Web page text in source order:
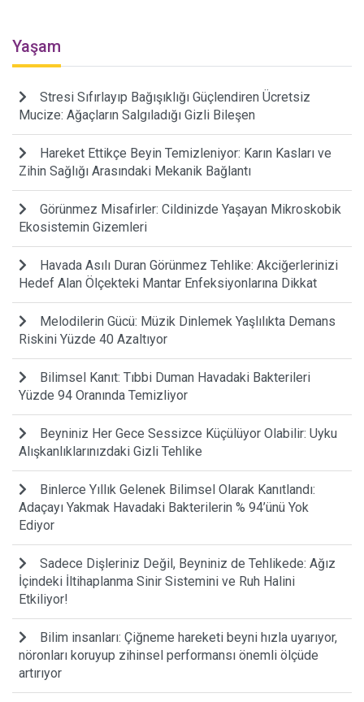
Yaşam
Stresi Sıfırlayıp Bağışıklığı Güçlendiren Ücretsiz
Mucize: Ağaçların Salgıladığı Gizli Bileşen
Hareket Ettikçe Beyin Temizleniyor: Karın Kasları ve
Zihin Sağlığı Arasındaki Mekanik Bağlantı
Görünmez Misafirler: Cildinizde Yaşayan Mikroskobik
Ekosistemin Gizemleri
Havada Asılı Duran Görünmez Tehlike: Akciğerlerinizi
Hedef Alan Ölçekteki Mantar Enfeksiyonlarına Dikkat
Melodilerin Gücü: Müzik Dinlemek Yaşlılıkta Demans
Riskini Yüzde 40 Azaltıyor
Bilimsel Kanıt: Tıbbi Duman Havadaki Bakterileri
Yüzde 94 Oranında Temizliyor
Beyniniz Her Gece Sessizce Küçülüyor Olabilir: Uyku
Alışkanlıklarınızdaki Gizli Tehlike
Binlerce Yıllık Gelenek Bilimsel Olarak Kanıtlandı:
Adaçayı Yakmak Havadaki Bakterilerin % 94’ünü Yok
Ediyor
Sadece Dişleriniz Değil, Beyniniz de Tehlikede: Ağız
İçindeki İltihaplanma Sinir Sistemini ve Ruh Halini
Etkiliyor!
Bilim insanları: Çiğneme hareketi beyni hızla uyarıyor,
nöronları koruyup zihinsel performansı önemli ölçüde
artırıyor